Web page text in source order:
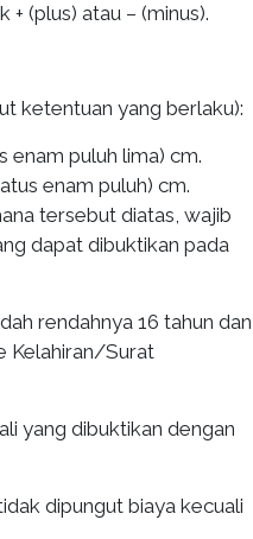
+ (plus) atau – (minus).
ketentuan yang berlaku):
enam puluh lima) cm.
enam puluh) cm.
tersebut diatas, wajib
dapat dibuktikan pada
rendahnya 16 tahun dan
Kelahiran/Surat
yang dibuktikan dengan
dipungut biaya kecuali